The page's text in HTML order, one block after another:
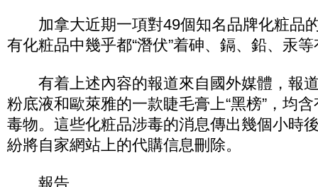
加拿大近期一項對49個知名品牌化粧品
有化粧品中幾乎都“潛伏”着砷、鎘、鉛、汞
有着上述內容的報道來自國外媒體，報
粉底液和歐萊雅的一款睫毛膏上“黑榜”，均
毒物。這些化粧品涉毒的消息傳出幾個小時
紛將自家網站上的代購信息刪除。
報告